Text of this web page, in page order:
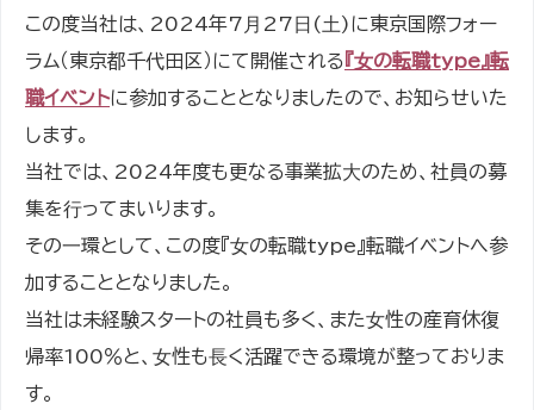
この度当社は、2024年7⽉27⽇(⼟)に東京国際フォー
ラム（東京都千代田区）にて開催される『⼥の転職type』転
職イベントに参加することとなりましたので、お知らせいた
します。
当社では、2024年度も更なる事業拡⼤のため、社員の募
集を⾏ってまいります。
その⼀環として、この度『⼥の転職type』転職イベントへ参
加することとなりました。
当社は未経験スタートの社員も多く、また⼥性の産育休復
帰率100％と、⼥性も⻑く活躍できる環境が整っておりま
す。